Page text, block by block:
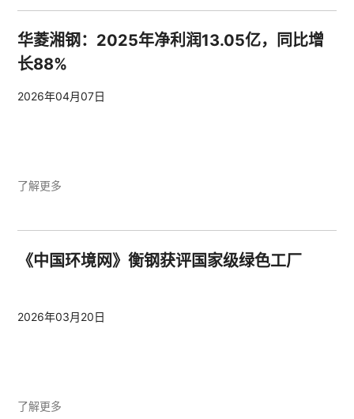
华菱湘钢：2025年净利润13.05亿，同比增
长88%
2026年04月07日
了解更多
《中国环境网》衡钢获评国家级绿色工厂
2026年03月20日
了解更多